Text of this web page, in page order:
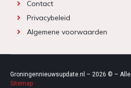
Contact
Privacybeleid
Algemene voorwaarden
Groningennieuwsupdate.nl – 2026 © –
Sitemap